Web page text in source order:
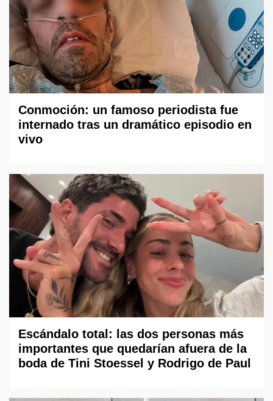
Conmoción: un famoso periodista fue
internado tras un dramático episodio en
vivo
Escándalo total: las dos personas más
importantes que quedarían afuera de la
boda de Tini Stoessel y Rodrigo de Paul